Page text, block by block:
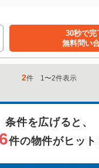
30秒で完
無料問い
2件 1〜2件表示
条件を広げると、
件の物件がヒット